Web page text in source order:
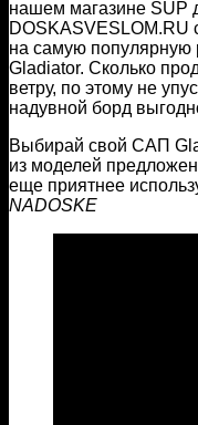
нашем магазине SUP
DOSKASVESLOM.RU
на самую популярную
Gladiator. Сколько
ветру, по этому не
надувной борд
Выбирай свой САП
из моделей
еще приятнее
NADOSKE